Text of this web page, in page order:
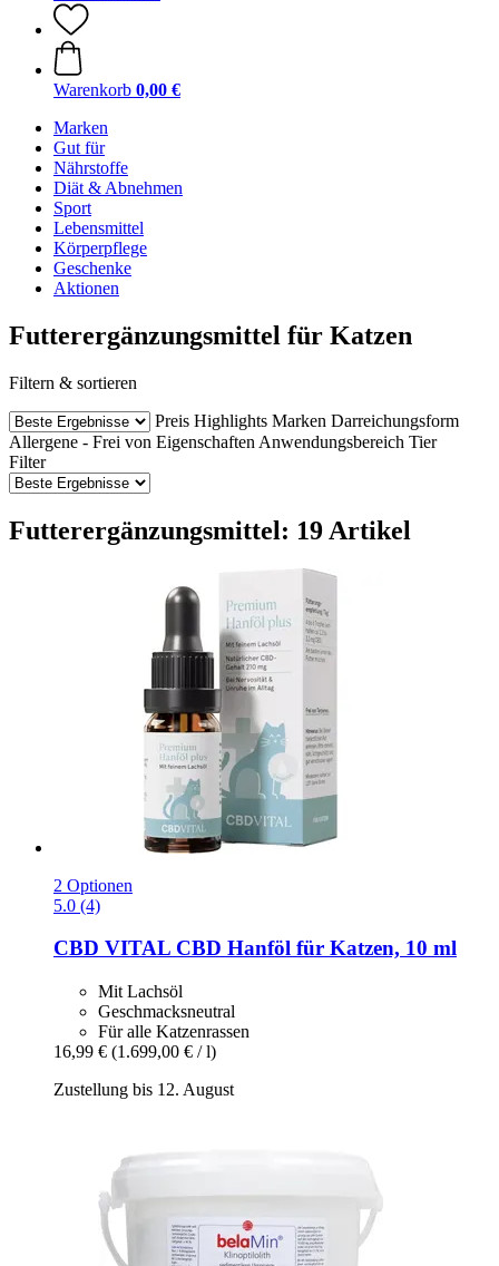
Warenkorb 0,00 €
Marken
Gut für
Nährstoffe
Diät & Abnehmen
Sport
Lebensmittel
Körperpflege
Geschenke
Aktionen
Futterergänzungsmittel für Katzen
Filtern & sortieren
Preis Highlights Marken Darreichungsform
Allergene - Frei von Eigenschaften Anwendungsbereich Tier
Filter
Futterergänzungsmittel: 19 Artikel
2 Optionen
5.0 (4)
CBD VITAL CBD Hanföl für Katzen, 10 ml
Mit Lachsöl
Geschmacksneutral
Für alle Katzenrassen
16,99 € (1.699,00 € / l)
Zustellung bis 12. August